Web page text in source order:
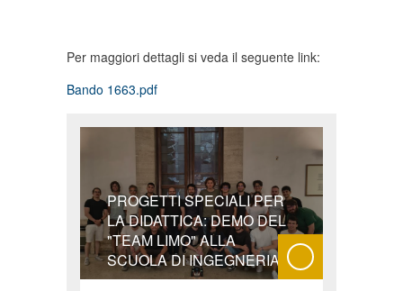
Per maggiori dettagli si veda il seguente link:
Bando 1663.pdf
PROGETTI SPECIALI PER
LA DIDATTICA: DEMO DEL
"TEAM LIMO" ALLA
SCUOLA DI INGEGNERIA